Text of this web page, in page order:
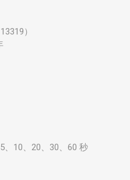
）
10、20、30、60 秒